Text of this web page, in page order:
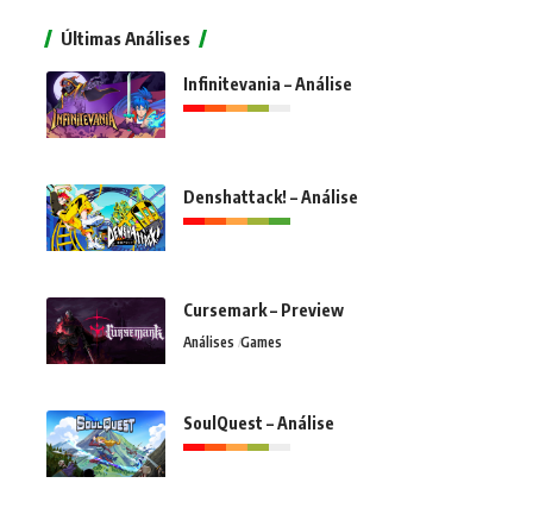
Últimas Análises
Infinitevania – Análise
Denshattack! – Análise
Cursemark – Preview
Análises Games
SoulQuest – Análise